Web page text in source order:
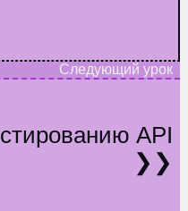
API